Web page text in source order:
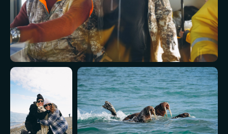
ПРОГРАММА
ЭКСПЕДИЦИИ